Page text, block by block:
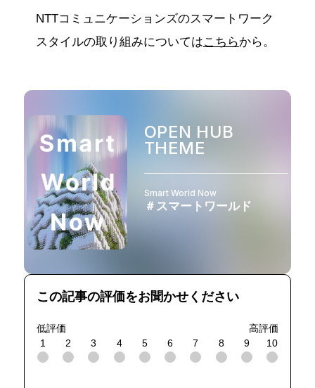
NTTコミュニケーションズのスマートワーク
スタイルの取り組みについてはこちらから。
OPEN HUB
THEME
Smart World Now
＃スマートワールド
この記事の評価をお聞かせください
低評価
高評価
1
2 3 4 5 6 7 8 9 10